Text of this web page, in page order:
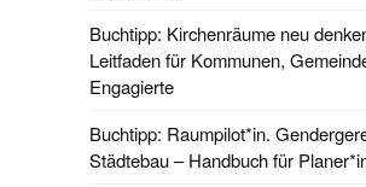
Buchtipp: Kirchenräume neu
Leitfaden für Kommunen,
Engagierte
Buchtipp: Raumpilot*in.
Städtebau – Handbuch für